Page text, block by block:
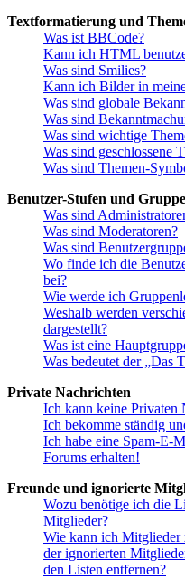
Textformatierung und
Was ist BBCode?
Kann ich HTML
Was sind Smilies?
Kann ich Bilder in
Was sind globale
Was sind
Was sind wichtige
Was sind geschlossene
Was sind Themen-
Benutzer-Stufen und
Was sind
Was sind Moderatoren?
Was sind
Wo finde ich die
bei?
Wie werde ich
Weshalb werden
dargestellt?
Was ist eine
Was bedeutet der „Das
Private Nachrichten
Ich kann keine Privaten
Ich bekomme ständig
Ich habe eine Spam-E-
Forums erhalten!
Freunde und ignorierte
Wozu benötige ich die
Mitglieder?
Wie kann ich Mitglieder
der ignorierten
den Listen entfernen?